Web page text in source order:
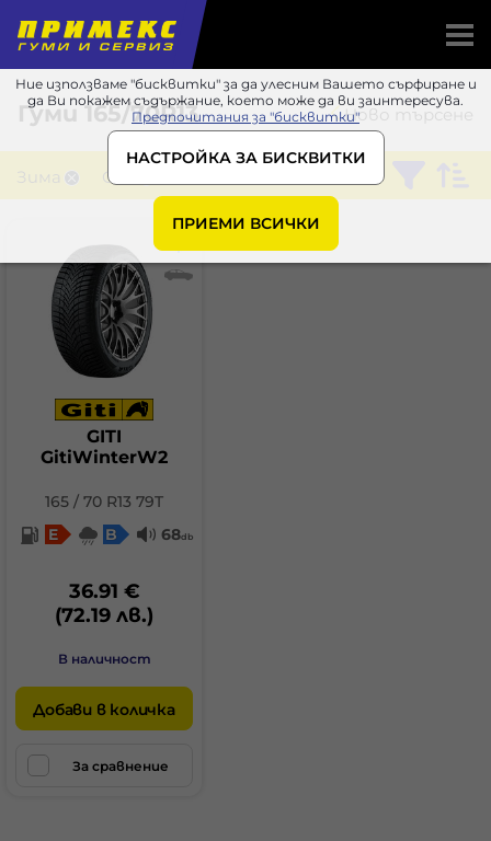
Ние използваме "бисквитки" за да улесним Вашето сърфиране и
да Ви покажем съдържание, което може да ви заинтересува.
Предпочитания за "бисквитки"
НАСТРОЙКА ЗА БИСКВИТКИ
ПРИЕМИ ВСИЧКИ
Ново търсене
Гуми165/70R13
Зима GITI
GITI
GitiWinterW2
165 / 70 R13 79T
E
B 68db
36.91 €
(72.19 лв.)
В наличност
Добави в количка
За сравнение